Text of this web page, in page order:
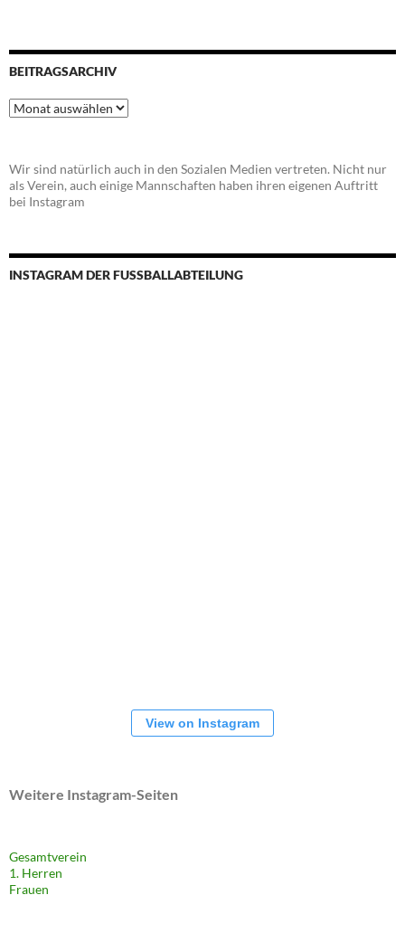
BEITRAGSARCHIV
Beitragsarchiv
Wir sind natürlich auch in den Sozialen Medien vertreten. Nicht nur
als Verein, auch einige Mannschaften haben ihren eigenen Auftritt
bei Instagram
INSTAGRAM DER FUSSBALLABTEILUNG
View on Instagram
Weitere Instagram-Seiten
Gesamtverein
1. Herren
Frauen